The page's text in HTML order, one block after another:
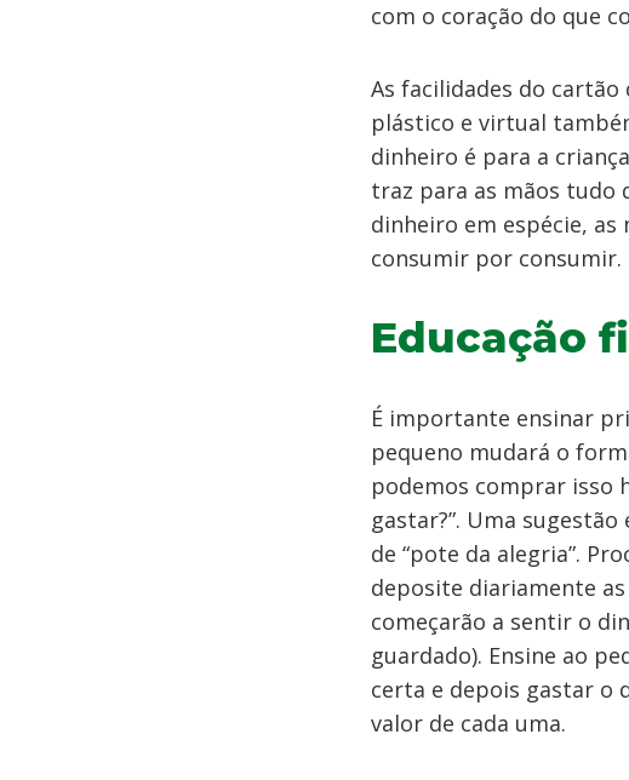
com o coração do que
As facilidades do
plástico e virtual
dinheiro é para a
traz para as mãos tudo
dinheiro em espécie, as
consumir por consumir.
Educação
É importante ensinar
pequeno mudará o
podemos comprar isso
gastar?”. Uma
de “pote da alegria”.
deposite diariamente
começarão a sentir o
guardado). Ensine ao
certa e depois gastar o
valor de cada uma.